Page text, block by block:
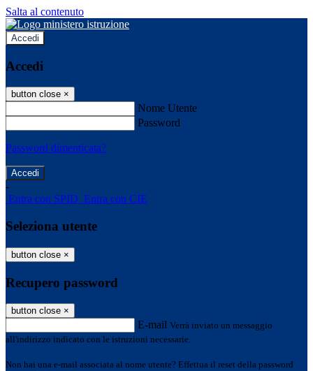
Salta al contenuto
Accedi
Accedi
button close ×
Nome Utente
Password
Password dimenticata?
-
Entra con SPID Entra con CIE
Seleziona utente
button close ×
Recupero password
button close ×
E-mail Verrà inviato un messaggio
all'indirizzo indicato con le istruzioni necessarie.
Non hai una e-mail associata al nome utente? Effettua il reset della password